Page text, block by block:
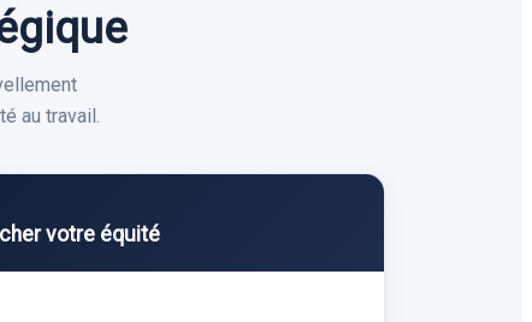
au travail.
votre équité